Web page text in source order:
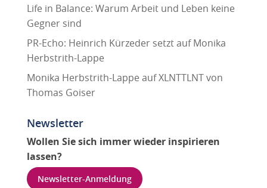
Life in Balance: Warum Arbeit und Leben keine
Gegner sind
PR-Echo: Heinrich Kürzeder setzt auf Monika
Herbstrith-Lappe
Monika Herbstrith-Lappe auf XLNTTLNT von
Thomas Goiser
Newsletter
Wollen Sie sich immer wieder inspirieren
lassen?
Newsletter-Anmeldung